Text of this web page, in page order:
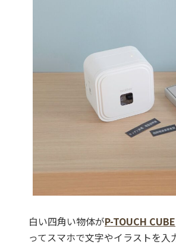
白い四角い物体がP-TOUCH CUBE
ってスマホで文字やイラストを